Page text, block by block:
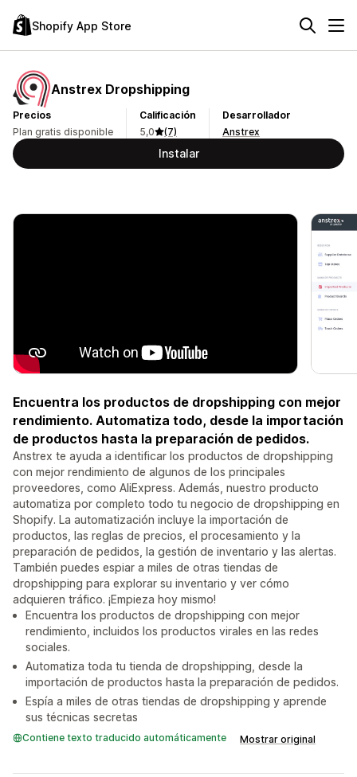
Shopify App Store
Anstrex Dropshipping
Precios
Plan gratis disponible
Calificación
5,0
(7)
Desarrollador
Anstrex
Instalar
Encuentra los productos de dropshipping con mejor
rendimiento. Automatiza todo, desde la importación
de productos hasta la preparación de pedidos.
Anstrex te ayuda a identificar los productos de dropshipping
con mejor rendimiento de algunos de los principales
proveedores, como AliExpress. Además, nuestro producto
automatiza por completo todo tu negocio de dropshipping en
Shopify. La automatización incluye la importación de
productos, las reglas de precios, el procesamiento y la
preparación de pedidos, la gestión de inventario y las alertas.
También puedes espiar a miles de otras tiendas de
dropshipping para explorar su inventario y ver cómo
adquieren tráfico. ¡Empieza hoy mismo!
Encuentra los productos de dropshipping con mejor
rendimiento, incluidos los productos virales en las redes
sociales.
Automatiza toda tu tienda de dropshipping, desde la
importación de productos hasta la preparación de pedidos.
Espía a miles de otras tiendas de dropshipping y aprende
sus técnicas secretas
Contiene texto traducido automáticamente Mostrar original